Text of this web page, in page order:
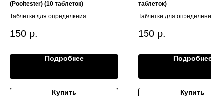
(Pooltester) (10 таблеток)
Таблетки для определения
150 р.
Подробнее
Купить
таблеток)
Таблетки для определения
150 р.
Подробнее
Купить